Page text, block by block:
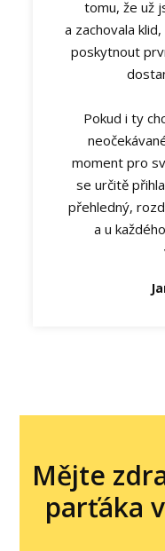
tomu, že už
a zachovala
poskytnout
Pokud i ty
moment pro
se určitě
přehledný,
a u
Mějte
parťáka